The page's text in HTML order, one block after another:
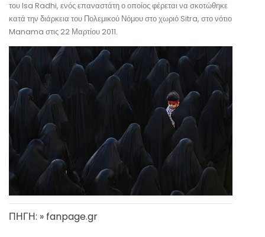
του Isa Radhi, ενός επαναστάτη ο οποίος φέρεται να σκοτώθηκε
κατά την διάρκεια του Πολεμικού Νόμου στο χωριό Sitra, στο νότιο
Manama στις 22 Μαρτίου 2011.
ΠΗΓΗ: » fanpage.gr